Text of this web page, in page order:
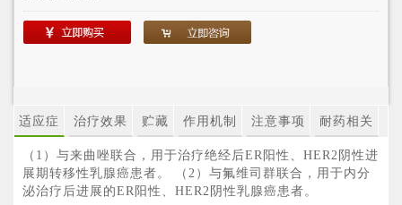
适应症 治疗效果 贮藏 作用机制 注意事项 耐药相关
（1）与来曲唑联合，用于治疗绝经后ER阳性、HER2阴性进
展期转移性乳腺癌患者。 （2）与氟维司群联合，用于内分
泌治疗后进展的ER阳性、HER2阴性乳腺癌患者。